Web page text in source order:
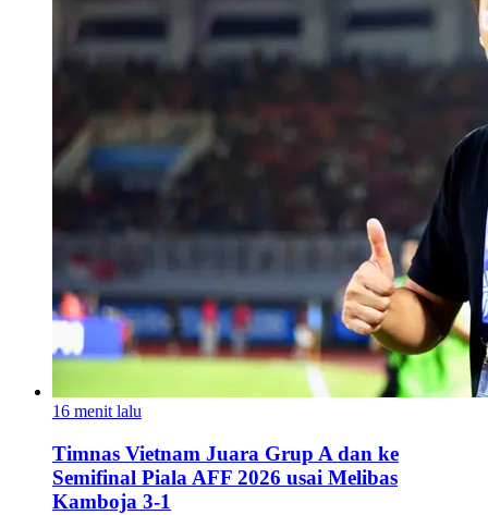
16 menit lalu
Timnas Vietnam Juara Grup A dan ke
Semifinal Piala AFF 2026 usai Melibas
Kamboja 3-1